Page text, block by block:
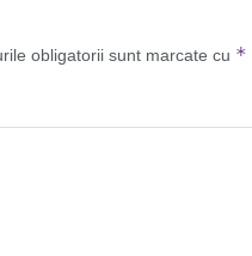
obligatorii sunt marcate cu *